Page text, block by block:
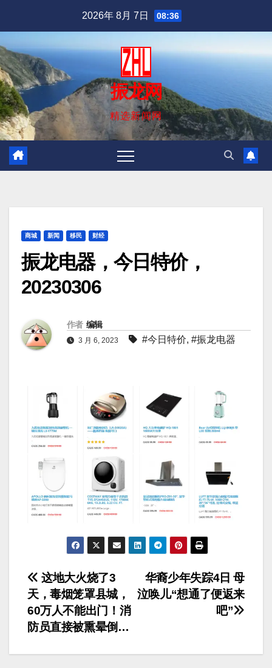
内
容
2026年 8月 7日 08:36
振龙网
精选新闻网
商城 新闻 移民 财经
振龙电器，今日特价，
20230306
作者 编辑
3 月 6, 2023 #今日特价, #振龙电器
文
章
导
航
华裔少年失踪4日 母
泣唤儿“想通了便返来
吧”
这地大火烧了3
天，毒烟笼罩县城，
60万人不能出门！消
防员直接被熏晕倒…